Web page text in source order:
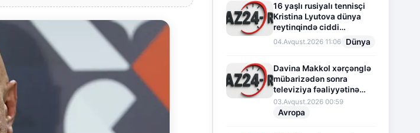
16 yaşlı rusiyalı tennisçi
Kristina Lyutova dünya
reytinqində ciddi
irəliləyişə imza atdı
04.Avqust.2026 11:06 Dünya
Davina Makkol xərçənglə
mübarizədən sonra
televiziya fəaliyyətinə
fasilə verir
03.Avqust.2026 00:59
Avropa